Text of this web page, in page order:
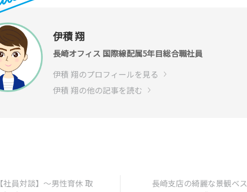
伊積 翔
長崎オフィス 国際線配属5年目総合職社員
伊積 翔のプロフィールを見る
伊積 翔の他の記事を読む
【社員対談】～男性育休 取
長崎支店の綺麗な景観ベス